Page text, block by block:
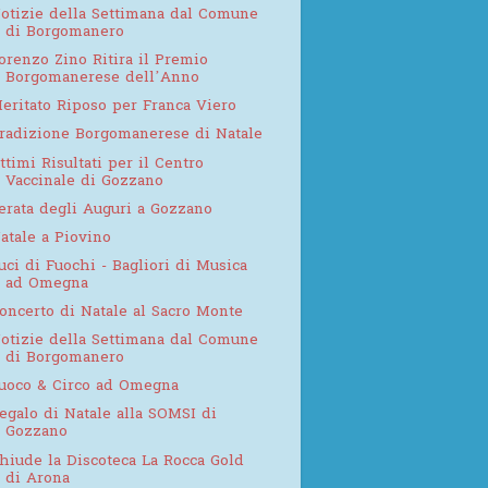
della Settimana dal Comune
di Borgomanero
Zino Ritira il Premio
Borgomanerese dell’Anno
Riposo per Franca Viero
Borgomanerese di Natale
Risultati per il Centro
Vaccinale di Gozzano
degli Auguri a Gozzano
a Piovino
di Fuochi - Bagliori di Musica
ad Omegna
di Natale al Sacro Monte
della Settimana dal Comune
di Borgomanero
& Circo ad Omegna
di Natale alla SOMSI di
Gozzano
la Discoteca La Rocca Gold
di Arona